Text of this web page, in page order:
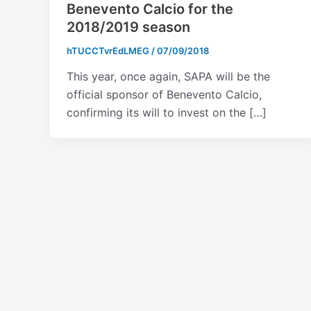
Benevento Calcio for the
2018/2019 season
hTUCCTvrEdLMEG /07/09/2018
This year, once again, SAPA will be the
official sponsor of Benevento Calcio,
confirming its will to invest on the […]